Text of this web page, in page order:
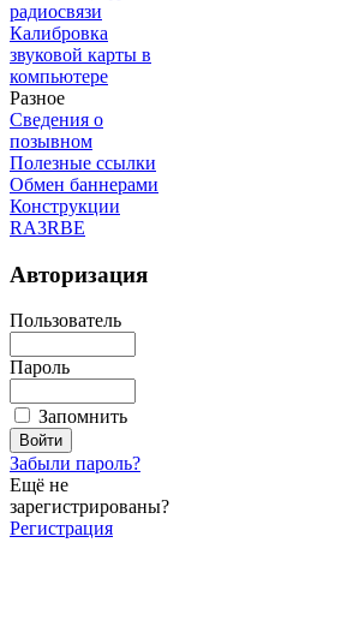
радиосвязи
Калибровка
звуковой карты в
компьютере
Разное
Сведения о
позывном
Полезные ссылки
Обмен баннерами
Конструкции
RA3RBE
Авторизация
Пользователь
Пароль
Запомнить
Забыли пароль?
Ещё не
зарегистрированы?
Регистрация